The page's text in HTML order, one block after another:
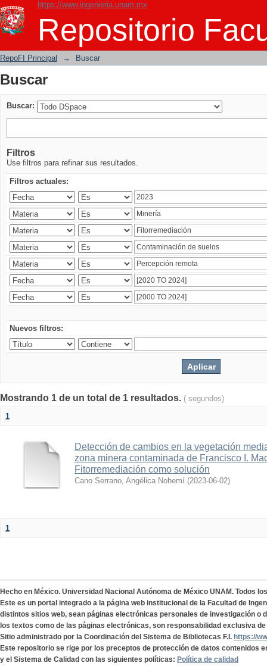
https://www.ingenieria.unam.mx
Repositorio
Buscar
RepoFI Principal → Buscar
Buscar
Buscar:
Filtros
Use filtros para refinar sus resultados.
Filtros actuales:
Nuevos filtros:
Mostrando 1 de un total de 1 resultados. ( segundos)
1
Detección de cambios en la vegetación
zona minera contaminada de Francisco I.
Fitorremediación como solución
Cano Serrano, Angélica Nohemí (2023-06-02)
1
Hecho en México. Universidad Nacional Autónoma de México UNAM. Todos
Este es un portal integrado a la página web institucional de la Facultad de
distintos sitios web, sean páginas electrónicas personales de investigación o
los textos como de las páginas electrónicas, son responsabilidad exclusiva
Sitio administrado por la Coordinación del Sistema de Bibliotecas F.I. https://
Este repositorio se rige por los preceptos de protección de datos contenidos
y el Sistema de Calidad con las siguientes políticas: Política de calidad